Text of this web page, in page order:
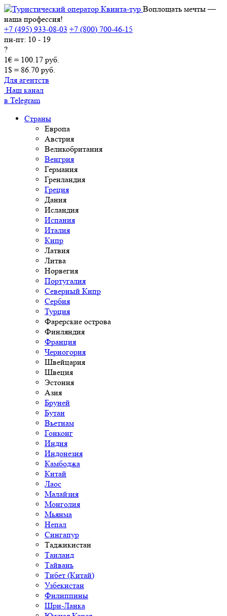
Воплощать мечты —
наша профессия!
+7 (495) 933-08-03 +7 (800) 700-46-15
пн-пт: 10 - 19
?
1€ = 100.17 руб.
1$ = 86.70 руб.
Для агентств
Наш канал
в Telegram
Страны
Европа
Австрия
Великобритания
Венгрия
Германия
Гренландия
Греция
Дания
Исландия
Испания
Италия
Кипр
Латвия
Литва
Норвегия
Португалия
Северный Кипр
Сербия
Турция
Фарерские острова
Финляндия
Франция
Черногория
Швейцария
Швеция
Эстония
Азия
Бруней
Бутан
Вьетнам
Гонконг
Индия
Индонезия
Камбоджа
Китай
Лаос
Малайзия
Монголия
Мьянма
Непал
Сингапур
Таджикистан
Таиланд
Тайвань
Тибет (Китай)
Узбекистан
Филиппины
Шри-Ланка